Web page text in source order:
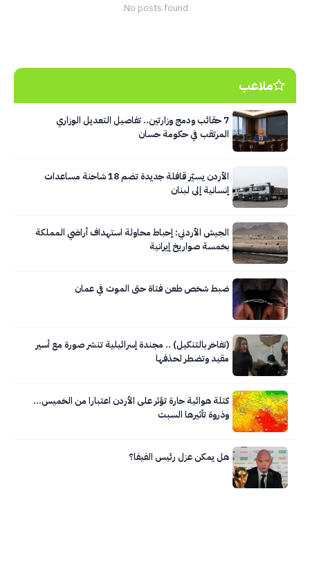
No posts found.
ملاعب
7 حقائب ودمج وزارتين.. تفاصيل التعديل الوزاري
المرتقب في حكومة حسان
الأردن يسيّر قافلة جديدة تضم 18 شاحنة مساعدات
إنسانية إلى لبنان
الجيش الأردني: إحباط محاولة استهداف أراضي المملكة
بخمسة صواريخ إيرانية
ضبط شخص طعن فتاة حتى الموت في عمان
(تفاخر بالتنكيل) .. مجندة إسرائيلية تنشر صورة مع أسير
مقيد وتضطر لحذفها
كتلة هوائية حارة تؤثر على الأردن اعتبارا من الخميس…
وذروة تأثيرها السبت
هل يمكن عزل رئيس الفيفا؟